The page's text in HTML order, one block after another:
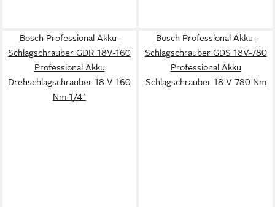
Bosch Professional Akku-
Schlagschrauber GDR 18V-160
Professional Akku
Drehschlagschrauber 18 V 160
Nm 1/4"
Bosch Professional Akku-
Schlagschrauber GDS 18V-780
Professional Akku
Schlagschrauber 18 V 780 Nm